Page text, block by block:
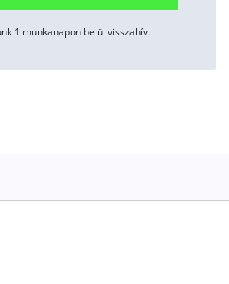
1 munkanapon belül visszahív.